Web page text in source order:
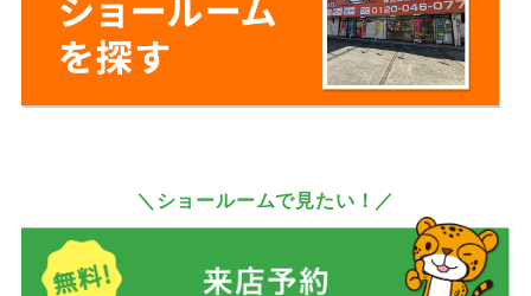
＼ショールームで見たい！／